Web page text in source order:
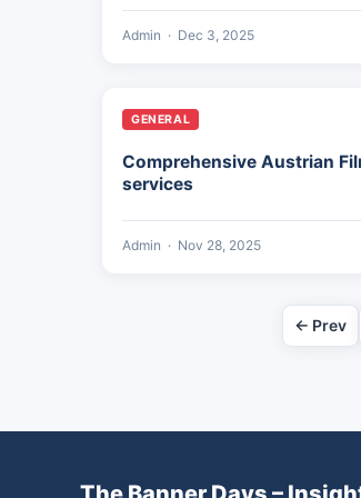
Admin · Dec 3, 2025
GENERAL
Comprehensive Austrian
services
Admin · Nov 28, 2025
← Prev